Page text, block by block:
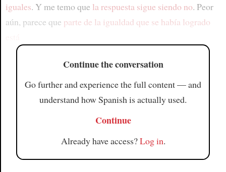
iguales. Y me temo que la respuesta sigue siendo no. Peor
aún, parece que parte de la igualdad que se había logrado
Continue the conversation
Go further and experience the full content — and
understand how Spanish is actually used.
Continue
Already have access?Log in.